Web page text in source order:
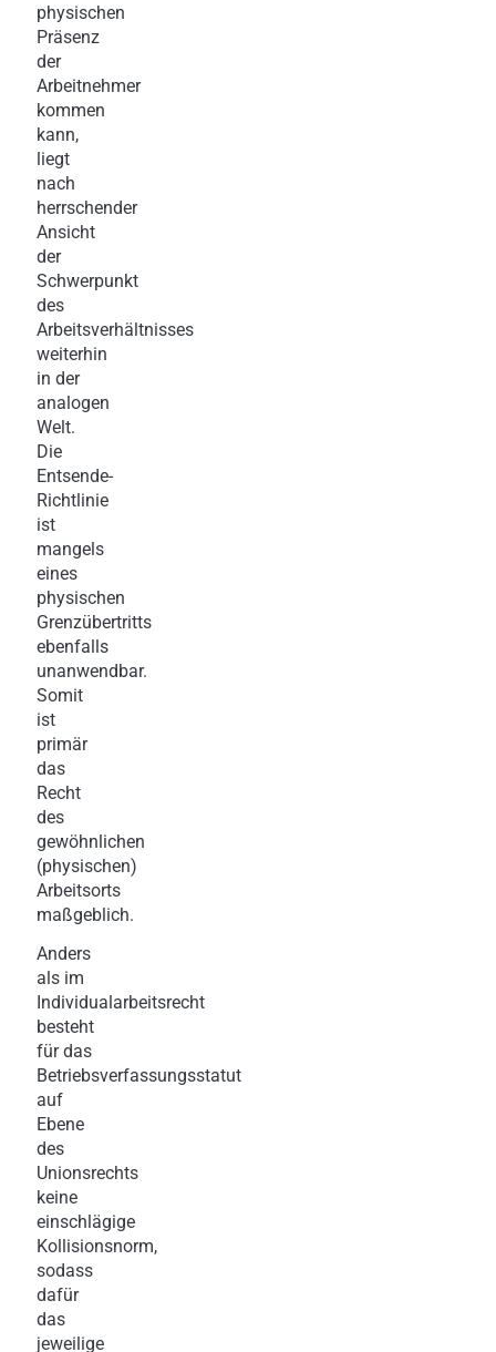
physischen
Präsenz
der
Arbeitnehmer
kommen
kann,
liegt
nach
herrschender
Ansicht
der
Schwerpunkt
des
Arbeitsverhältnisses
weiterhin
in der
analogen
Welt.
Die
Entsende-
Richtlinie
ist
mangels
eines
physischen
Grenzübertritts
ebenfalls
unanwendbar.
Somit
ist
primär
das
Recht
des
gewöhnlichen
(physischen)
Arbeitsorts
maßgeblich.
Anders
als im
Individualarbeitsrecht
besteht
für das
Betriebsverfassungsstatut
auf
Ebene
des
Unionsrechts
keine
einschlägige
Kollisionsnorm,
sodass
dafür
das
jeweilige